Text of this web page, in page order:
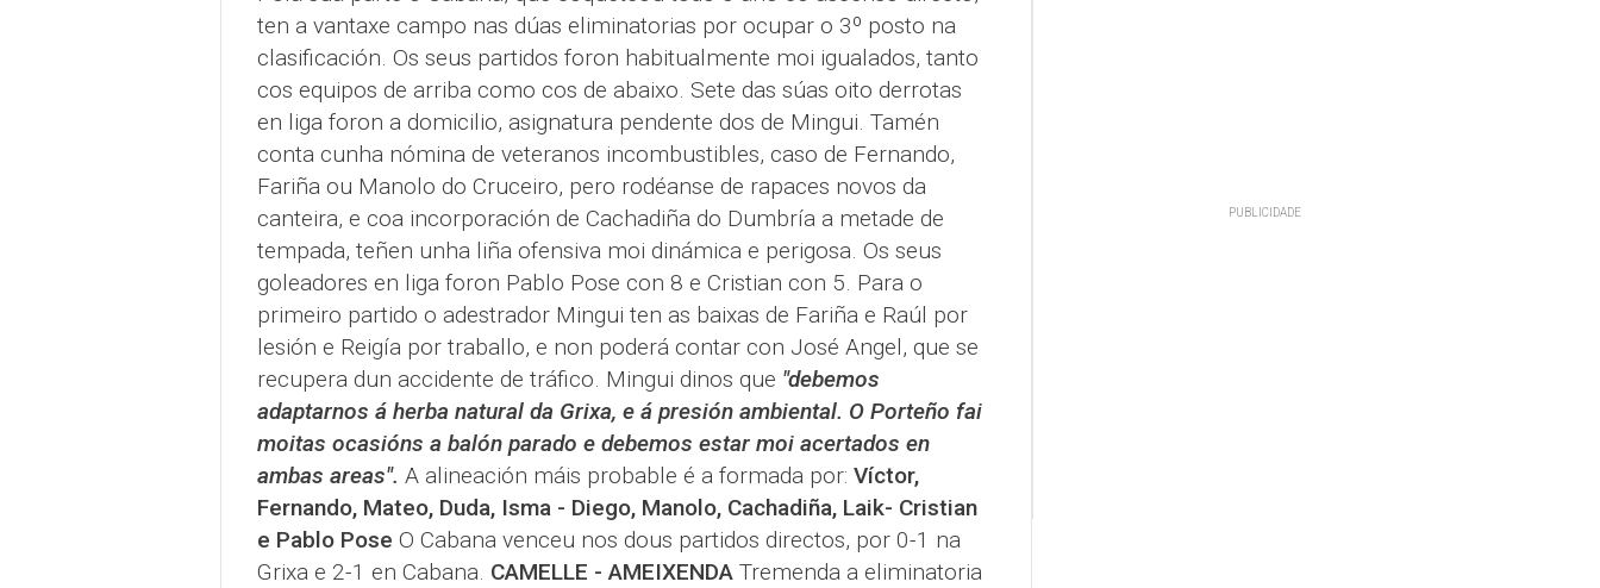
ten a vantaxe campo nas dúas eliminatorias por ocupar o 3º posto na
clasificación. Os seus partidos foron habitualmente moi igualados, tanto
cos equipos de arriba como cos de abaixo. Sete das súas oito derrotas
en liga foron a domicilio, asignatura pendente dos de Mingui. Tamén
conta cunha nómina de veteranos incombustibles, caso de Fernando,
Fariña ou Manolo do Cruceiro, pero rodéanse de rapaces novos da
canteira, e coa incorporación de Cachadiña do Dumbría a metade de
tempada, teñen unha liña ofensiva moi dinámica e perigosa. Os seus
goleadores en liga foron Pablo Pose con 8 e Cristian con 5. Para o
primeiro partido o adestrador Mingui ten as baixas de Fariña e Raúl por
lesión e Reigía por traballo, e non poderá contar con José Angel, que se
recupera dun accidente de tráfico. Mingui dinos que "debemos
adaptarnos á herba natural da Grixa, e á presión ambiental. O Porteño fai
moitas ocasións a balón parado e debemos estar moi acertados en
ambas areas". A alineación máis probable é a formada por: Víctor,
Fernando, Mateo, Duda, Isma - Diego, Manolo, Cachadiña, Laik- Cristian
e Pablo Pose O Cabana venceu nos dous partidos directos, por 0-1 na
Grixa e 2-1 en Cabana. CAMELLE - AMEIXENDA Tremenda a eliminatoria